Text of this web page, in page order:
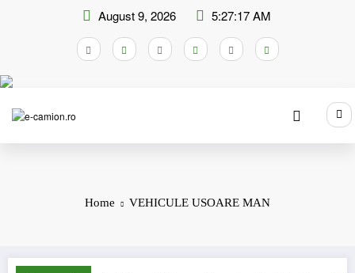
August 9, 2026 5:27:17 AM
Home VEHICULE USOARE MAN